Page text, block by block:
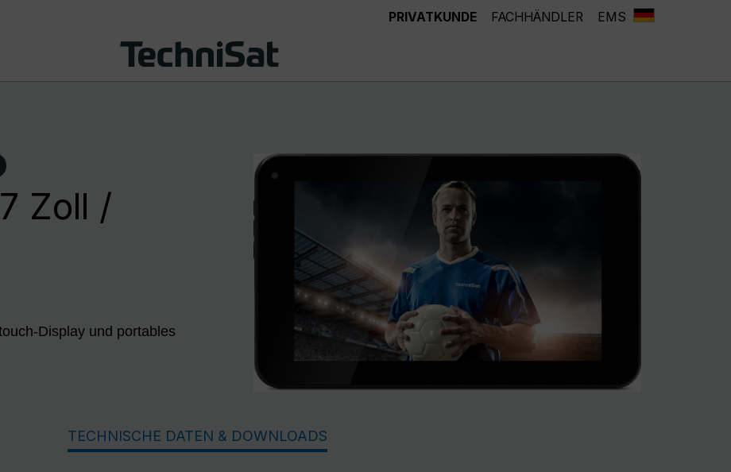
PRIVATKUNDE FACHHÄNDLER EMS
Zoll /
Display und portables
TECHNISCHE DATEN & DOWNLOADS